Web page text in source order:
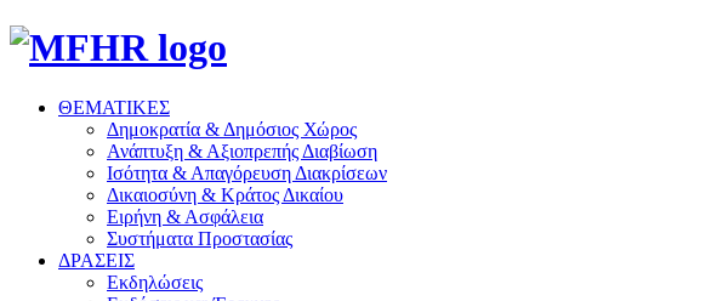
ΘΕΜΑΤΙΚΕΣ
Δημοκρατία & Δημόσιος Χώρος
Ανάπτυξη & Αξιοπρεπής Διαβίωση
Ισότητα & Απαγόρευση Διακρίσεων
Δικαιοσύνη & Κράτος Δικαίου
Ειρήνη & Ασφάλεια
Συστήματα Προστασίας
ΔΡΑΣΕΙΣ
Εκδηλώσεις